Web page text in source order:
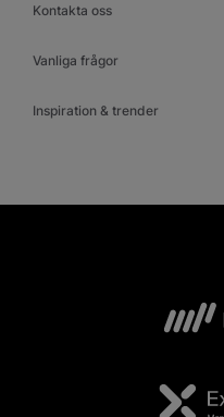
Kontakta oss
Vanliga frågor
Inspiration & trender